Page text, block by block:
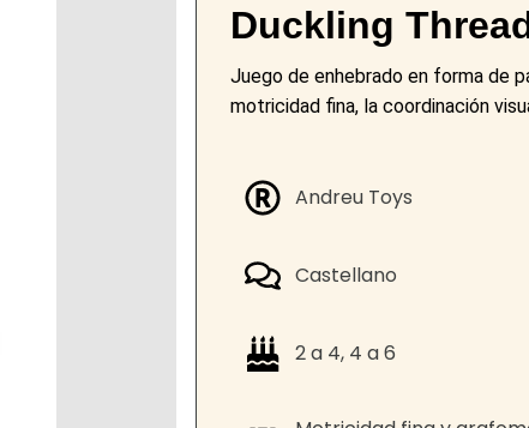
Duckling
Juego de enhebrado en forma de
motricidad fina, la coordinación
Andreu Toys
Castellano
2 a 4, 4 a 6